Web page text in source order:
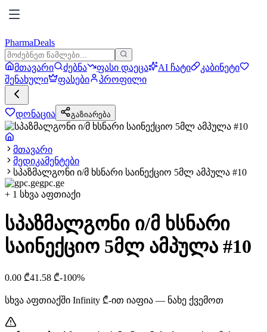
PharmaDeals
მთავარი ძებნა ფასი დაეცა AI ჩატი
კაბინეტი
შენახული
ფასები პროფილი
დონაცია გაზიარება
მთავარი
მედიკამენტები
სპაზმალგონი ი/მ ხსნარი საინექციო 5მლ ამპულა #10
gpc.ge
+ 1 სხვა აფთიაქი
სპაზმალგონი ი/მ ხსნარი
საინექციო 5მლ ამპულა #10
0.00 ₾41.58 ₾-100%
სხვა აფთიაქში Infinity ₾-ით იაფია — ნახე ქვემოთ